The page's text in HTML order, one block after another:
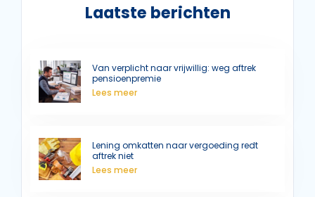
Laatste berichten
Van verplicht naar vrijwillig: weg aftrek
pensioenpremie
Lees meer
Lening omkatten naar vergoeding redt
aftrek niet
Lees meer